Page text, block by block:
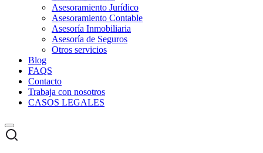
Asesoramiento Jurídico
Asesoramiento Contable
Asesoría Inmobiliaria
Asesoría de Seguros
Otros servicios
Blog
FAQS
Contacto
Trabaja con nosotros
CASOS LEGALES